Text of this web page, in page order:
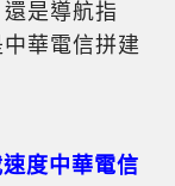
是導航指
華電信拼建
度中華電信